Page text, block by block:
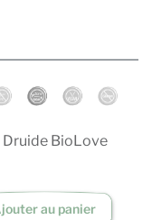
Druide BioLove
au panier